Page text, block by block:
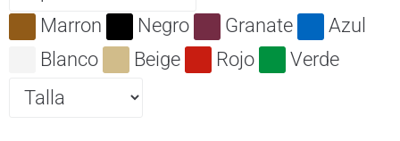
Marron Negro Granate
Azul
Blanco
Beige Rojo Verde